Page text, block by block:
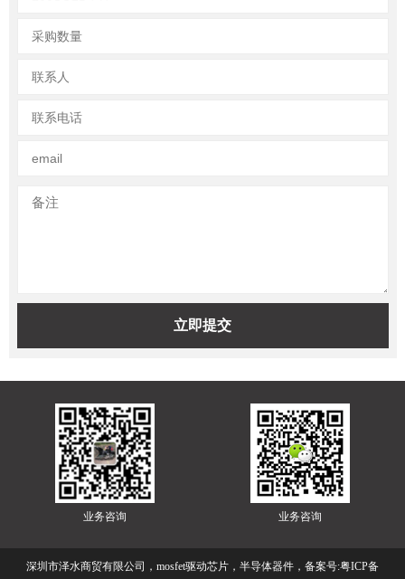
业务咨询 业务咨询
深圳市泽水商贸有限公司，mosfet驱动芯片，半导体器件，备案号:粤ICP备